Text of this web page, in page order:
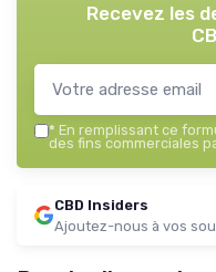
Recevez les
* En remplissant ce
des fins commerciales
CBD Insiders
Ajoutez-nous à vos